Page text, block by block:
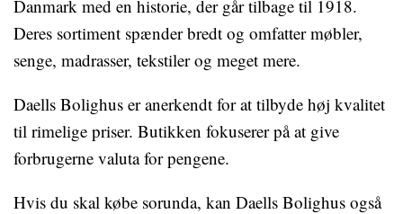
Danmark med en historie, der går tilbage til 1918.
Deres sortiment spænder bredt og omfatter møbler,
senge, madrasser, tekstiler og meget mere.
Daells Bolighus er anerkendt for at tilbyde høj kvalitet
til rimelige priser. Butikken fokuserer på at give
forbrugerne valuta for pengene.
Hvis du skal købe sorunda, kan Daells Bolighus også